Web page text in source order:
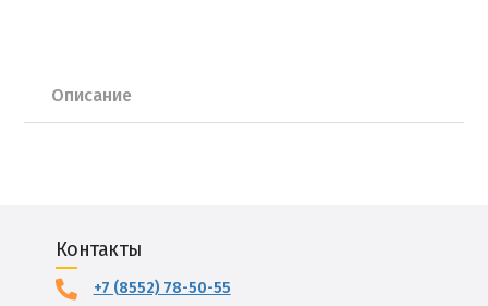
Описание
Контакты
+7 (8552) 78-50-55